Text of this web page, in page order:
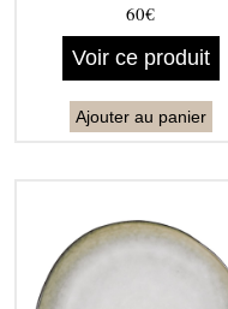
60€
Voir ce produit
Ajouter au panier